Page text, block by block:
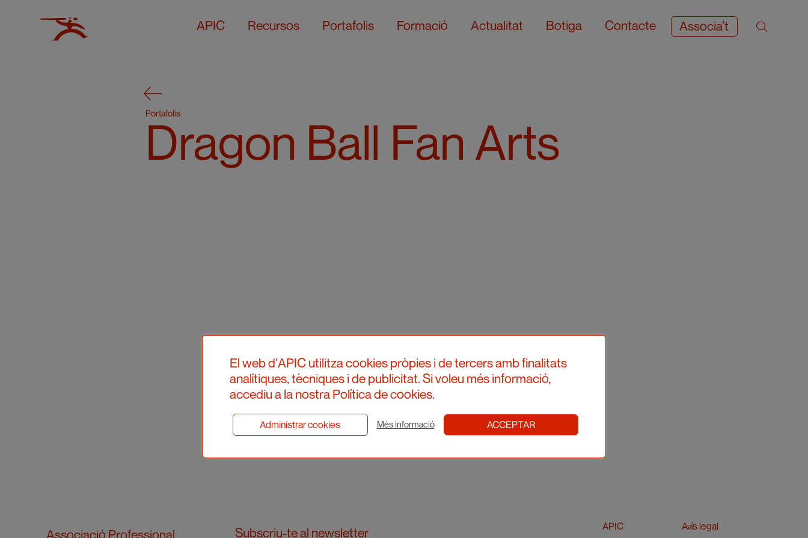
APIC Recursos Portafolis Formació Actualitat Botiga Contacte Associa’t
Portafolis
Dragon Ball Fan Arts
Associació Professional Subscriu-te al newsletter APIC Avís legal
El web d'APIC utilitza cookies pròpies i de tercers amb finalitats
analítiques, tècniques i de publicitat. Si voleu més informació,
accediu a la nostra Política de cookies.
Administrar cookies Més informació ACCEPTAR